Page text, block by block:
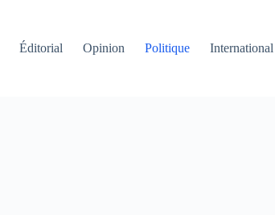
Éditorial Opinion Politique International